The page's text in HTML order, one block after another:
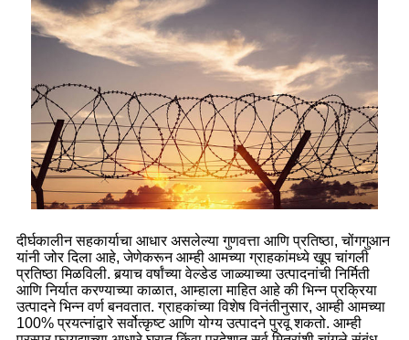
दीर्घकालीन सहकार्याचा आधार असलेल्या गुणवत्ता आणि प्रतिष्ठा, चोंगगुआन
यांनी जोर दिला आहे, जेणेकरून आम्ही आमच्या ग्राहकांमध्ये खूप चांगली
प्रतिष्ठा मिळविली. बर्‍याच वर्षांच्या वेल्डेड जाळ्याच्या उत्पादनांची निर्मिती
आणि निर्यात करण्याच्या काळात, आम्हाला माहित आहे की भिन्न प्रक्रिया
उत्पादने भिन्न वर्ण बनवतात. ग्राहकांच्या विशेष विनंतीनुसार, आम्ही आमच्या
100% प्रयत्नांद्वारे सर्वोत्कृष्ट आणि योग्य उत्पादने पुरवू शकतो. आम्ही